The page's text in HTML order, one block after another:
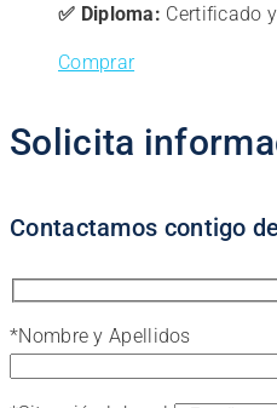
✅ Diploma: Certificado
Comprar
Solicita
Contactamos contigo
*Nombre y Apellidos